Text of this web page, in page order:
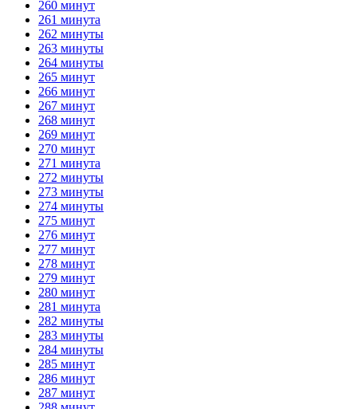
260 минут
261 минута
262 минуты
263 минуты
264 минуты
265 минут
266 минут
267 минут
268 минут
269 минут
270 минут
271 минута
272 минуты
273 минуты
274 минуты
275 минут
276 минут
277 минут
278 минут
279 минут
280 минут
281 минута
282 минуты
283 минуты
284 минуты
285 минут
286 минут
287 минут